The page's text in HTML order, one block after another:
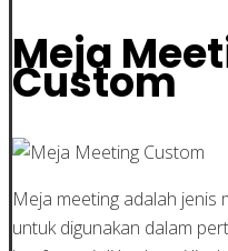
Meja
Custom
Meja meeting adalah jenis
untuk digunakan dalam